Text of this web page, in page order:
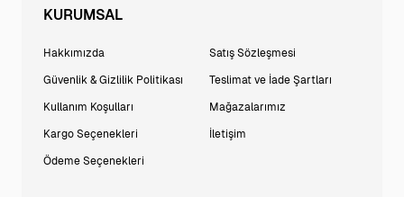
KURUMSAL
Hakkımızda
Güvenlik & Gizlilik Politikası
Kullanım Koşulları
Kargo Seçenekleri
Ödeme Seçenekleri
Satış Sözleşmesi
Teslimat ve İade Şartları
Mağazalarımız
İletişim